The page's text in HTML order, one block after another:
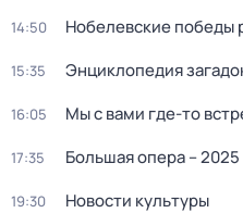
14:50 Нобелевские победы
15:35 Энциклопедия
16:05 Мы с вами где-то
17:35 Большая опера – 2025
19:30 Новости культуры